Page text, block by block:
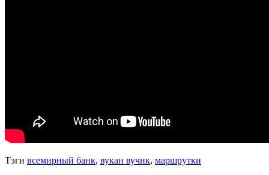
Тэги всемирный банк, вукан вучик, маршрутки